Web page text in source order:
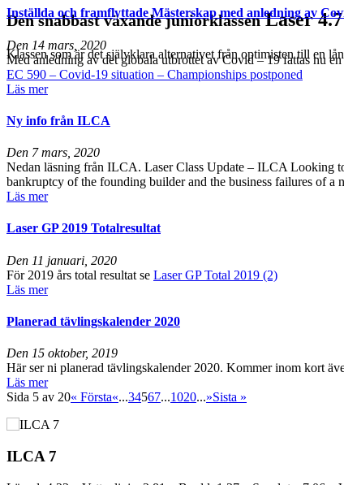
Den snabbast växande juniorklassenLaser 4.7
Klassen som är det självklara alternativet från optimisten till en
Inställda och framflyttade Mästerskap med anledning av
Den 14 mars, 2020
Med anledning av det globala utbrottet av Covid – 19 fattas nu
EC 590 – Covid-19 situation – Championships postponed
Läs mer
Ny info från ILCA
Den 7 mars, 2020
Nedan läsning från ILCA. Laser Class Update – ILCA Looking
bankruptcy of the founding builder and the business failures of a
Läs mer
Laser GP 2019 Totalresultat
Den 11 januari, 2020
För 2019 års total resultat se Laser GP Total 2019 (2)
Läs mer
Planerad tävlingskalender 2020
Den 15 oktober, 2019
Här ser ni planerad tävlingskalender 2020. Kommer inom kort
Läs mer
Sida 5 av 20« Första«...34567...1020...»Sista »
ILCA 7